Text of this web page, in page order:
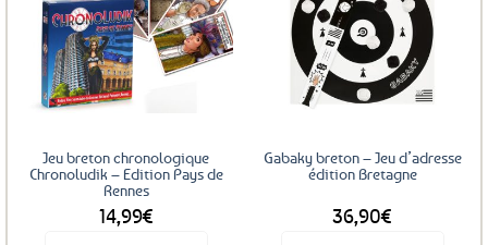
Ajouter
aux
favoris
Jeu breton chronologique
Chronoludik – Edition Pays de
Rennes
14,99€
Ajouter
aux
favoris
Gabaky breton – Jeu d’adresse
édition Bretagne
36,90€